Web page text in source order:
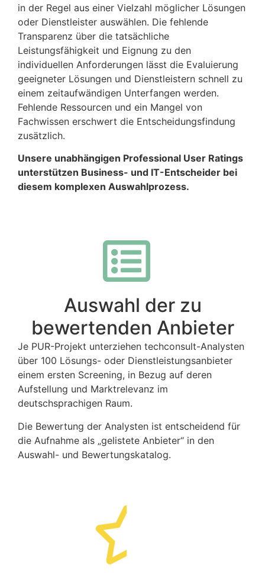
in der Regel aus einer Vielzahl möglicher Lösungen
oder Dienstleister auswählen. Die fehlende
Transparenz über die tatsächliche
Leistungsfähigkeit und Eignung zu den
individuellen Anforderungen lässt die Evaluierung
geeigneter Lösungen und Dienstleistern schnell zu
einem zeitaufwändigen Unterfangen werden.
Fehlende Ressourcen und ein Mangel von
Fachwissen erschwert die Entscheidungsfindung
zusätzlich.
Unsere unabhängigen Professional User Ratings
unterstützen Business- und IT-Entscheider bei
diesem komplexen Auswahlprozess.
Auswahl der zu
bewertenden Anbieter
Je PUR-Projekt unterziehen techconsult-Analysten
über 100 Lösungs- oder Dienstleistungsanbieter
einem ersten Screening, in Bezug auf deren
Aufstellung und Marktrelevanz im
deutschsprachigen Raum.
Die Bewertung der Analysten ist entscheidend für
die Aufnahme als „gelistete Anbieter“ in den
Auswahl- und Bewertungskatalog.